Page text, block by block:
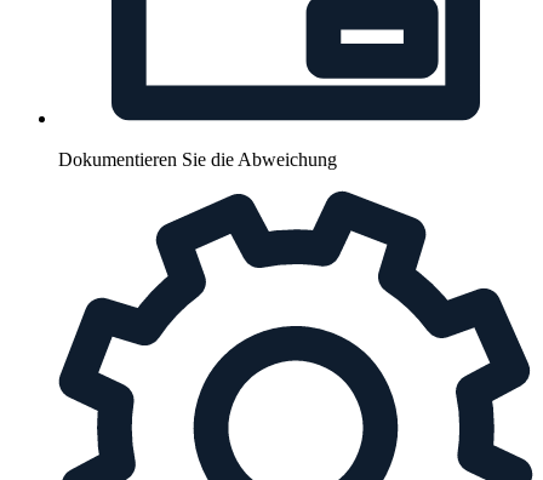
Dokumentieren Sie die Abweichung